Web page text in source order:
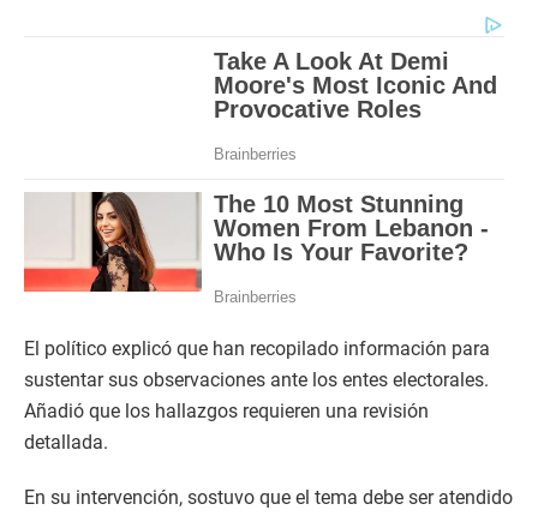
El político explicó que han recopilado información para
sustentar sus observaciones ante los entes electorales.
Añadió que los hallazgos requieren una revisión
detallada.
En su intervención, sostuvo que el tema debe ser atendido